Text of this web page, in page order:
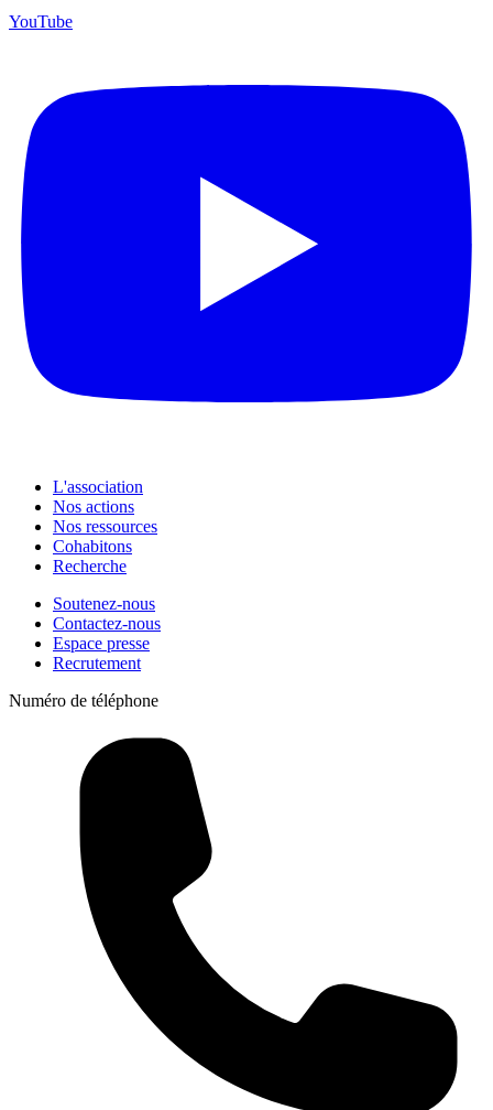
YouTube
L'association
Nos actions
Nos ressources
Cohabitons
Recherche
Soutenez-nous
Contactez-nous
Espace presse
Recrutement
Numéro de téléphone